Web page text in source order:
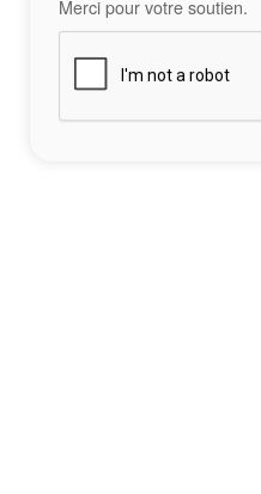
Merci pour votre soutien.